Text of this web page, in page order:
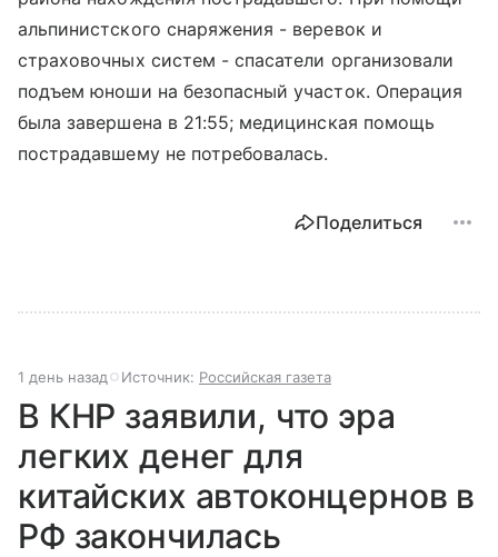
альпинистского снаряжения - веревок и
страховочных систем - спасатели организовали
подъем юноши на безопасный участок. Операция
была завершена в 21:55; медицинская помощь
пострадавшему не потребовалась.
Поделиться
1 день назад Источник: Российская газета
В КНР заявили, что эра
легких денег для
китайских автоконцернов в
РФ закончилась